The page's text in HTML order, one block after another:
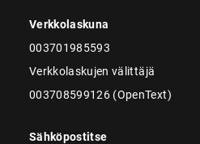
Verkkolaskuna
003701985593
Verkkolaskujen välittäjä
003708599126 (OpenText)
Sähköpostitse